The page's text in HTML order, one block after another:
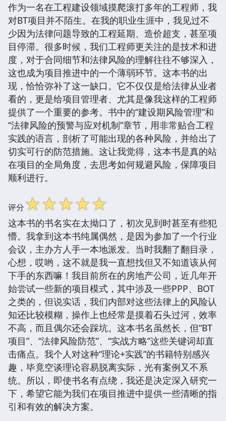
作为一名在工程建设领域摸爬滚打多年的工程师，我
对BT项目并不陌生。在我的职业生涯中，我见过不
少因为法律问题导致的工程延期、造价超支，甚至项
目停滞。很多时候，我们工程师更关注的是技术和进
度，对于合同细节和法律风险的理解往往不够深入，
这也成为项目推进中的一个薄弱环节。这本书的出
现，恰恰弥补了这一缺口。它不仅仅是给法律从业者
看的，更是给项目管理者、尤其是像我这样的工程师
提供了一个重要的参考。书中的“建设期风险管理”和
“法律风险的预警与应对机制”章节，用非常贴合工程
实践的语言，剖析了可能出现的各种风险，并给出了
切实可行的防范措施。这让我觉得，这本书是真的站
在项目的全局角度，去思考如何规避风险，保障项目
顺利进行。
评分☆☆☆☆☆
这本书的书名实在太拗口了，初次见到时甚至有些犯
懵。我拿到这本书纯属偶然，是因为参加了一个行业
会议，主办方人手一本地派发。当时我翻了翻目录，
心想，哎哟，这不就是我一直想找但又不知道该从何
下手的东西嘛！我目前所在的房地产公司，近几年开
始尝试一些新的项目模式，其中涉及一些PPP、BOT
之类的，但说实话，我们内部对这些法律上的风险认
知还比较模糊，操作上也经常是摸着石头过河，效率
不高，而且偶尔还会踩坑。这本书名虽然长，但“BT
项目”、“法律风险防范”、“实战方略”这些关键词却直
击痛点。我个人对这种“理论+实践”的书籍特别感兴
趣，毕竟空谈理论容易脱离实际，光有案例又不系
统。所以，即使书名有点绕，我还是决定深入研究一
下，希望它能为我们在项目推进中提供一些清晰的指
引和有效的解决方案。